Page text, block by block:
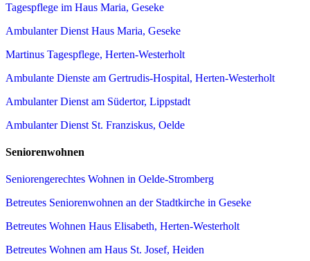
Tagespflege im Haus Maria, Geseke
Ambulanter Dienst Haus Maria, Geseke
Martinus Tagespflege, Herten-Westerholt
Ambulante Dienste am Gertrudis-Hospital, Herten-Westerholt
Ambulanter Dienst am Südertor, Lippstadt
Ambulanter Dienst St. Franziskus, Oelde
Seniorenwohnen
Seniorengerechtes Wohnen in Oelde-Stromberg
Betreutes Seniorenwohnen an der Stadtkirche in Geseke
Betreutes Wohnen Haus Elisabeth, Herten-Westerholt
Betreutes Wohnen am Haus St. Josef, Heiden